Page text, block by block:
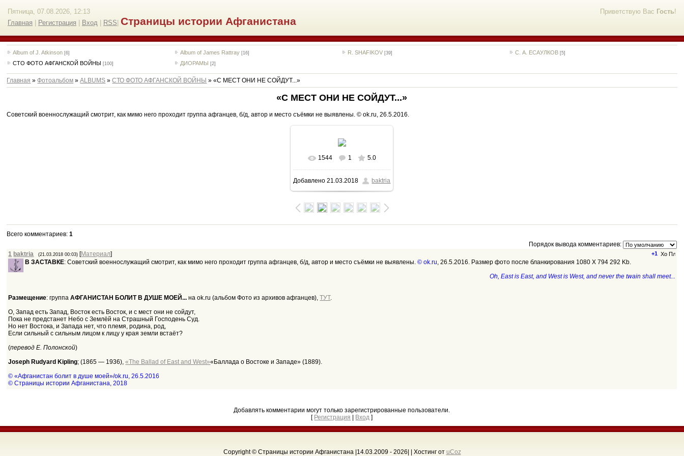
Приветствую Вас Гость!
Пятница, 07.08.2026, 12:13
Главная
Регистрация Вход RSS Страницы истории Афганистана
Album of J. Atkinson [6] Album of James Rattray [16] R. SHAFIKOV [39] С. А. ЕСАУЛКОВ [5]
СТО ФОТО АФГАНСКОЙ ВОЙНЫ [100] ДИОРАМЫ [2]
Главная »Фотоальбом »ALBUMS »СТО ФОТО АФГАНСКОЙ ВОЙНЫ » «С МЕСТ ОНИ НЕ СОЙДУТ...»
«С МЕСТ ОНИ НЕ СОЙДУТ...»
Советский военнослужащий смотрит, как мимо него проходит группа афганцев, б/д, автор и место съёмки не выявлены. © ok.ru, 26.5.2016.
В реальном размере
1080x794/ 292.9Kb
1544 1 5.0
Добавлено 21.03.2018 baktria
Всего комментариев:1
Порядок вывода комментариев:
+1
1 baktria (21.03.2018 00:03) [Материал]
В ЗАСТАВКЕ: Советский военнослужащий смотрит, как мимо него проходит группа афганцев, б/д, автор и место съёмки не выявлены.© ok.ru, 26.5.2016. Размер фото после бланкирования 1080 Х 794 292 Kb.
Oh, East is East, and West is West, and never the twain shall meet...
Размещение: группаАФГАНИСТАН БОЛИТ В ДУШЕ МОЕЙ... на ok.ru (альбом Фото из архивов афганцев),ТУТ.
О, Запад есть Запад, Восток есть Восток, и с мест они не сойдут,
Пока не предстанет Небо с Землёй на Страшный Господень Суд.
Но нет Востока, и Запада нет, что племя, родина, род,
Если сильный с сильным лицом к лицу у края земли встаёт?
(перевод Е. Полонской)
Joseph Rudyard Kipling; (1865 — 1936),«The Ballad of East and West»«Баллада о Востоке и Западе» (1889).
© «Афганистан болит в душе моей»/ok.ru, 26.5.2016
© Страницы истории Афганистана, 2018
Добавлять комментарии могут только зарегистрированные пользователи.
[ Регистрация Вход ]
Copyright © Страницы истории Афганистана |14.03.2009 - 2026 Хостинг от uCoz